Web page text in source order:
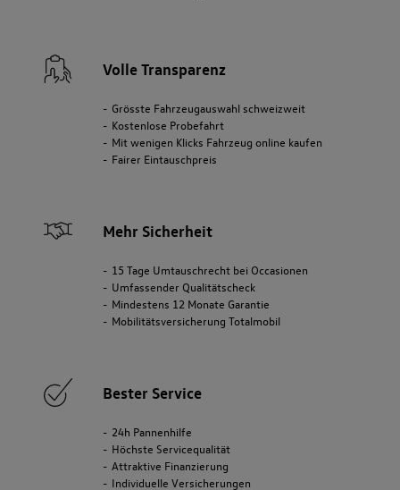
Volle Transparenz
Grösste Fahrzeugauswahl schweizweit
Kostenlose Probefahrt
Mit wenigen Klicks Fahrzeug online kaufen
Fairer Eintauschpreis
Mehr Sicherheit
15 Tage Umtauschrecht bei Occasionen
Umfassender Qualitätscheck
Mindestens 12 Monate Garantie
Mobilitätsversicherung Totalmobil
Bester Service
24h Pannenhilfe
Höchste Servicequalität
Attraktive Finanzierung
Individuelle Versicherungen